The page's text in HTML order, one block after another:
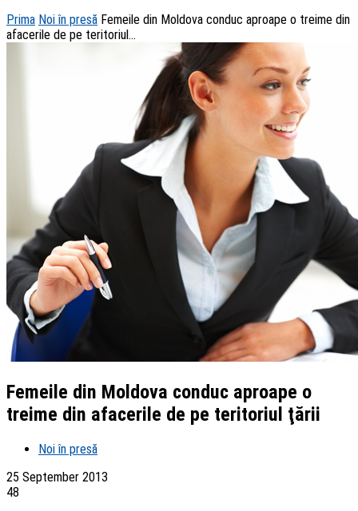
Prima Noi în presă Femeile din Moldova conduc aproape o treime din
afacerile de pe teritoriul...
Femeile din Moldova conduc aproape o
treime din afacerile de pe teritoriul ţării
Noi în presă
25 September 2013
48